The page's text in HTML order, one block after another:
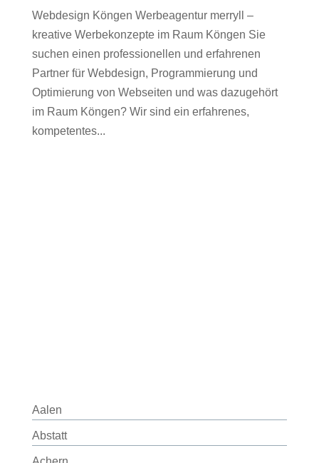
Webdesign Köngen Werbeagentur merryll –
kreative Werbekonzepte im Raum Köngen Sie
suchen einen professionellen und erfahrenen
Partner für Webdesign, Programmierung und
Optimierung von Webseiten und was dazugehört
im Raum Köngen? Wir sind ein erfahrenes,
kompetentes...
Aalen
Abstatt